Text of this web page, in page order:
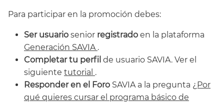
Para participar en la promoción debes:
Ser usuario senior registrado en la plataforma
Generación SAVIA .
Completar tu perfil de usuario SAVIA. Ver el
siguiente tutorial .
Responder en el Foro SAVIA a la pregunta ¿Por
qué quieres cursar el programa básico de